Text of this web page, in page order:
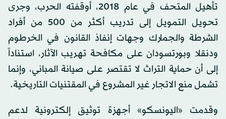
تأهيل المتحف في عام 2018، أوقفته الحرب، وجرى
تحويل التمويل إلى تدريب أكثر من 500 من أفراد
الشرطة والجمارك وجهات إنفاذ القانون في الخرطوم
ودنقلا وبورتسودان على مكافحة تهريب الآثار، استناداً
إلى أن حماية التراث لا تقتصر على صيانة المباني، وإنما
تشمل منع الاتجار غير المشروع في المقتنيات التاريخية.
وقدمت «اليونسكو» أجهزة توثيق إلكترونية لدعم